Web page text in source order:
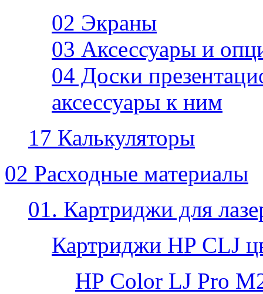
02 Экраны
03 Аксессуары и
04 Доски
аксессуары к ним
17 Калькуляторы
02 Расходные материалы
01. Картриджи для
Картриджи HP CLJ
HP Color LJ Pro